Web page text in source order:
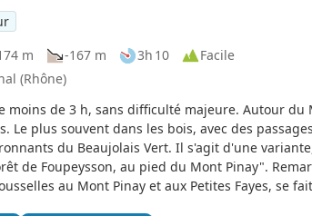
m -167 m 3h 10
Facile
(Rhône)
moins de 3 h, sans difficulté majeure. Autour du
Le plus souvent dans les bois, avec des
du Beaujolais Vert. Il s'agit d'une
de Foupeysson, au pied du Mont Pinay".
au Mont Pinay et aux Petites Fayes, se